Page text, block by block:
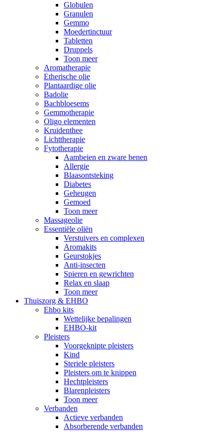
Globulen
Granulen
Gemmo
Moedertinctuur
Tabletten
Druppels
Toon meer
Aromatherapie
Etherische olie
Plantaardige olie
Badolie
Bachbloesems
Gemmotherapie
Oligo elementen
Kruidenthee
Lichttherapie
Fytotherapie
Aambeien en zware benen
Allergie
Blaasontsteking
Diabetes
Geheugen
Gemoed
Toon meer
Massageolie
Essentiële oliën
Verstuivers en complexen
Aromakits
Geurstokjes
Anti-insecten
Spieren en gewrichten
Relax en slaap
Toon meer
Thuiszorg & EHBO
Ehbo kits
Wettelijke bepalingen
EHBO-kit
Pleisters
Voorgeknipte pleisters
Kind
Steriele pleisters
Pleisters om te knippen
Hechtpleisters
Blarenpleisters
Toon meer
Verbanden
Actieve verbanden
Absorberende verbanden